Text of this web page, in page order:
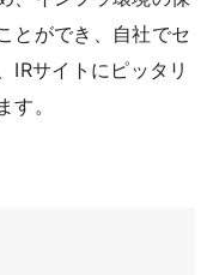
とができ、自社でセ
IRサイトにピッタリ
。